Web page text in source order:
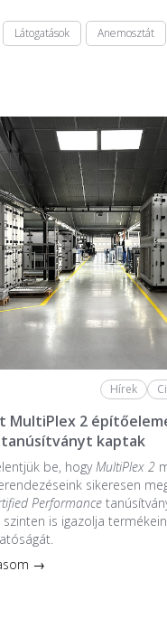
Látogatások Anemosztát
Hírek
MultiPlex 2
kaptak
be, hogyMultiPlex 2
sikeresen
Performance
is igazolja
→